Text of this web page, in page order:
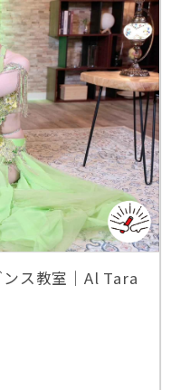
ス教室｜Al Tara